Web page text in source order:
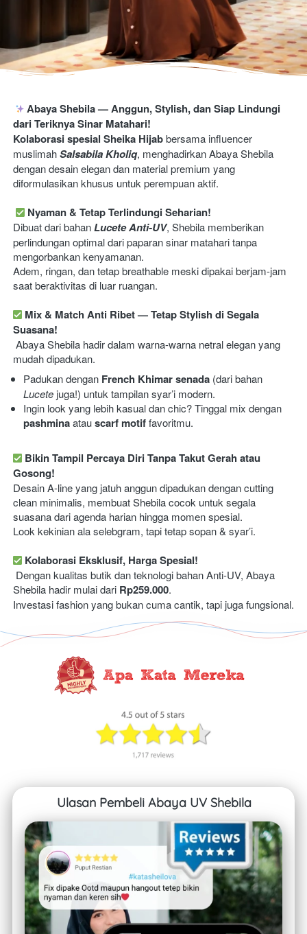
Abaya Shebila — Anggun, Stylish, dan Siap Lindungi
dari Teriknya Sinar Matahari!
Kolaborasi spesial Sheika Hijab bersama influencer
muslimah Salsabila Kholiq, menghadirkan Abaya Shebila
dengan desain elegan dan material premium yang
diformulasikan khusus untuk perempuan aktif.
Nyaman & Tetap Terlindungi Seharian!
Dibuat dari bahan Lucete Anti-UV, Shebila memberikan
perlindungan optimal dari paparan sinar matahari tanpa
mengorbankan kenyamanan.
Adem, ringan, dan tetap breathable meski dipakai berjam-jam
saat beraktivitas di luar ruangan.
Mix & Match Anti Ribet — Tetap Stylish di Segala
Suasana!
mudah dipadukan.
Padukan dengan French Khimar senada
Lucete juga!) untuk tampilan syar’i modern.
pashmina atau scarf motif favoritmu.
Bikin Tampil Percaya Diri Tanpa Takut Gerah atau
Gosong!
Desain A-line yang jatuh anggun dipadukan dengan cutting
clean minimalis, membuat Shebila cocok untuk segala
suasana dari agenda harian hingga momen spesial.
Look kekinian ala selebgram, tapi tetap sopan & syar’i.
Kolaborasi Eksklusif, Harga Spesial!
Shebila hadir mulai dari Rp259.000.
Ulasan Pembeli Abaya UV Shebila